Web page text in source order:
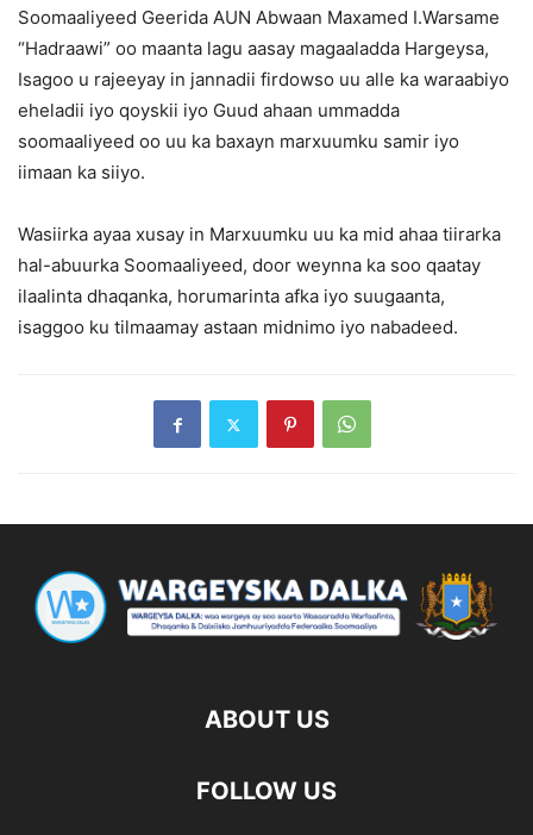
Soomaaliyeed Geerida AUN Abwaan Maxamed I.Warsame
“Hadraawi” oo maanta lagu aasay magaaladda Hargeysa,
Isagoo u rajeeyay in jannadii firdowso uu alle ka waraabiyo
eheladii iyo qoyskii iyo Guud ahaan ummadda
soomaaliyeed oo uu ka baxayn marxuumku samir iyo
iimaan ka siiyo.
Wasiirka ayaa xusay in Marxuumku uu ka mid ahaa tiirarka
hal-abuurka Soomaaliyeed, door weynna ka soo qaatay
ilaalinta dhaqanka, horumarinta afka iyo suugaanta,
isaggoo ku tilmaamay astaan midnimo iyo nabadeed.
ABOUT US
FOLLOW US